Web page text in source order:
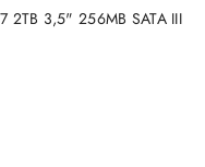
2TB 3,5" 256MB SATA III